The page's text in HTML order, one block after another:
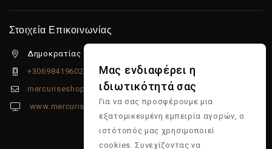
Στοιχεία Επικοινωνίας
Δημοκρατίας 5β Λιμένας Χερσονήσου, 70014
+306984196022
mercuriseshop@gmail.com
www.mercuriseshop.gr
Μας ενδιαφέρει η
ιδιωτικότητά σας
Για να σας προσφέρουμε μια
εξατομικευμένη εμπειρία αγορών, ο
ιστότοπός μας χρησιμοποιεί
cookies. Συνεχίζοντας να